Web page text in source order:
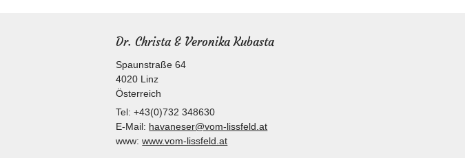
Dr. Christa & Veronika Kubasta
Spaunstraße 64
4020 Linz
Österreich
Tel:+43(0)732 348630
E-Mail: havaneser@vom-lissfeld.at
www:www.vom-lissfeld.at